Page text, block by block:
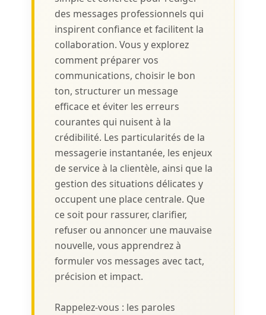
des messages professionnels qui
inspirent confiance et facilitent la
collaboration. Vous y explorez
comment préparer vos
communications, choisir le bon
ton, structurer un message
efficace et éviter les erreurs
courantes qui nuisent à la
crédibilité. Les particularités de la
messagerie instantanée, les enjeux
de service à la clientèle, ainsi que la
gestion des situations délicates y
occupent une place centrale. Que
ce soit pour rassurer, clarifier,
refuser ou annoncer une mauvaise
nouvelle, vous apprendrez à
formuler vos messages avec tact,
précision et impact.
Rappelez-vous : les paroles